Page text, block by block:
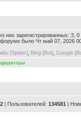
из них зарегистрированных: 3,
было Чт май 07, 2026
[Spider] Bing [Bot] Google
| Пользователей: 134581 |